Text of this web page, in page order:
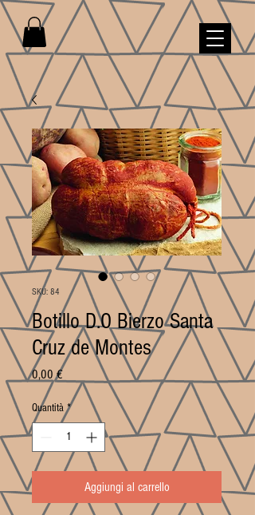
SKU: 84
Botillo D.O Bierzo Santa
Cruz de Montes
0,00 €Prezzo
Quantità *
Aggiungi al carrello